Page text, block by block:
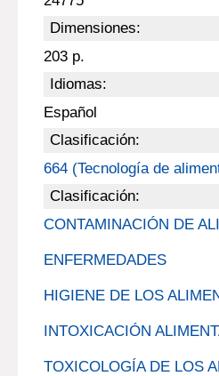
Dimensiones:
203 p.
Idiomas:
Español
Clasificación:
664 (Tecnología de
Clasificación:
CONTAMINACIÓN DE
ENFERMEDADES
HIGIENE DE LOS
INTOXICACIÓN
TOXICOLOGÍA DE LOS